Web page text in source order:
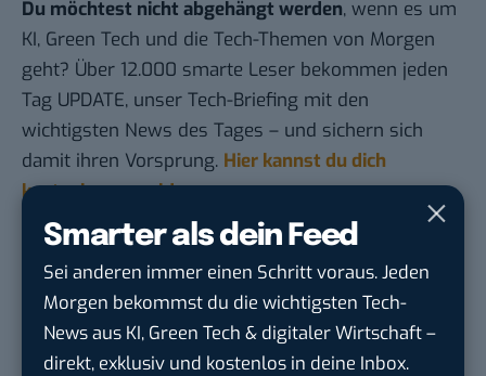
Smarter als dein Feed
Sei anderen immer einen Schritt voraus. Jeden
Morgen bekommst du die wichtigsten Tech-
News aus KI, Green Tech & digitaler Wirtschaft –
direkt, exklusiv und kostenlos in deine Inbox.
Du möchtest nicht abgehängt werden, wenn es um
KI, Green Tech und die Tech-Themen von Morgen
geht? Über 12.000 smarte Leser bekommen jeden
Tag UPDATE, unser Tech-Briefing mit den
wichtigsten News des Tages – und sichern sich
damit ihren Vorsprung. Hier kannst du dich
kostenlos anmelden.
Social Media Content Creator (m/w/d)
moveUP Media GmbHinDüsseldorf